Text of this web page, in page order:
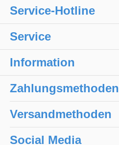
Service-Hotline
Service
Information
Zahlungsmethoden
Versandmethoden
Social Media